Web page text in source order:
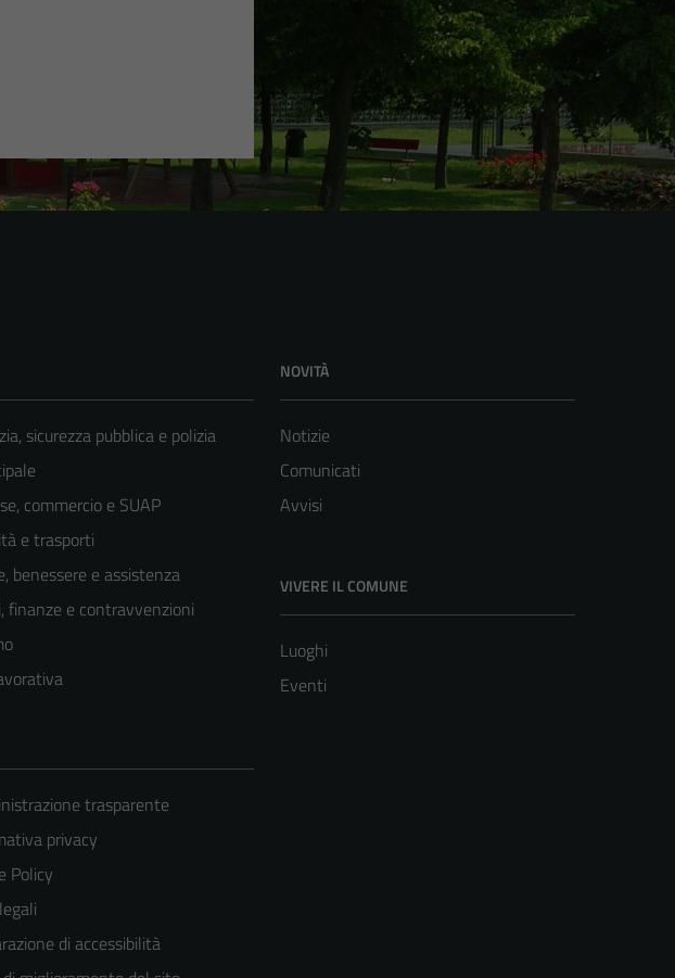
sicurezza pubblica e polizia
commercio e SUAP
e trasporti
benessere e assistenza
finanze e contravvenzioni
NOVITÀ
Notizie
Comunicati
Avvisi
VIVERE IL COMUNE
Luoghi
Eventi
trasparente
privacy
Policy
di accessibilità
cookie
necessari
il